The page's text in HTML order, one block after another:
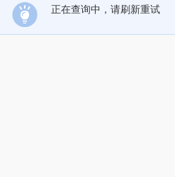
正在查询中，请刷新重试